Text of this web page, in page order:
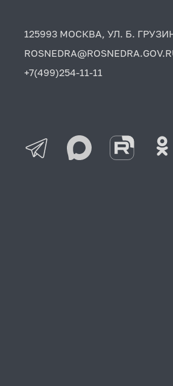
125993 МОСКВА, УЛ. Б.
+7(499)254-11-11